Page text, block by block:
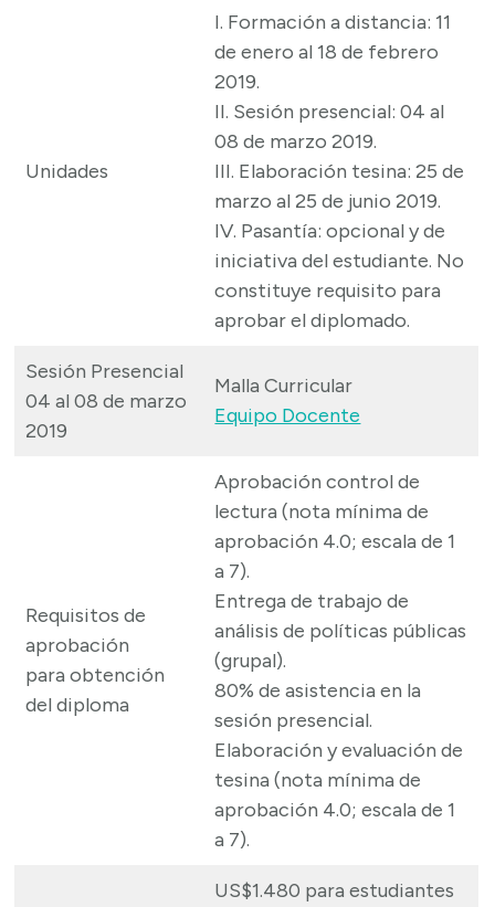
Unidades
I. Formación a distancia: 11
de enero al 18 de febrero
2019.
II. Sesión presencial: 04 al
08 de marzo 2019.
III. Elaboración tesina: 25 de
marzo al 25 de junio 2019.
IV. Pasantía: opcional y de
iniciativa del estudiante. No
constituye requisito para
aprobar el diplomado.
Sesión Presencial
04 al 08 de marzo
2019
Malla Curricular
Equipo Docente
Requisitos de
aprobación
para obtención
del diploma
Aprobación control de
lectura (nota mínima de
aprobación 4.0; escala de 1
a 7).
Entrega de trabajo de
análisis de políticas públicas
(grupal).
80% de asistencia en la
sesión presencial.
Elaboración y evaluación de
tesina (nota mínima de
aprobación 4.0; escala de 1
a 7).
US$1.480 para estudiantes